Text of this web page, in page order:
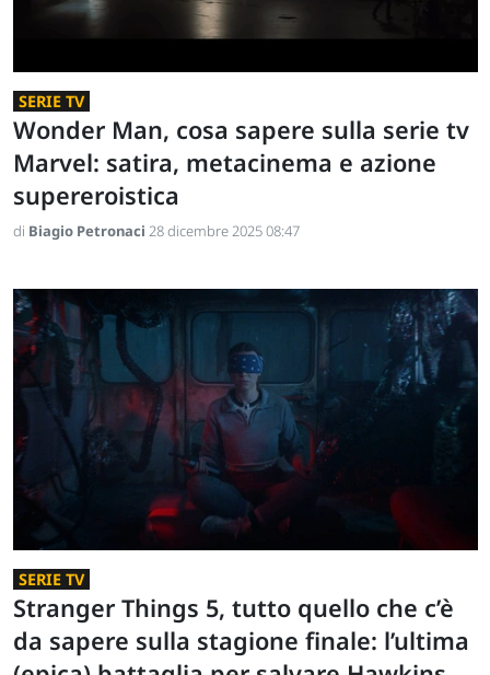
SERIE TV
Wonder Man, cosa sapere sulla serie tv
Marvel: satira, metacinema e azione
supereroistica
di Biagio Petronaci 28 dicembre 2025 08:47
SERIE TV
Stranger Things 5, tutto quello che c’è
da sapere sulla stagione finale: l’ultima